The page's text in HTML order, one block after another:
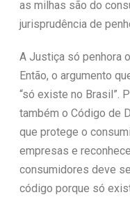
as milhas são do
jurisprudência de
A Justiça só penhora
Então, o argumento
“só existe no Brasil”.
também o Código de
que protege o
empresas e
consumidores deve
código porque só